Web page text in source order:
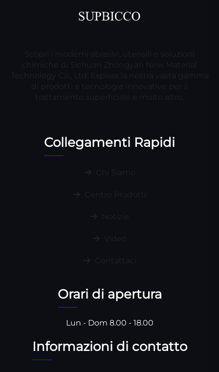
Collegamenti Rapidi
Orari di apertura
Lun - Dom 8.00 - 18.00
Informazioni di contatto